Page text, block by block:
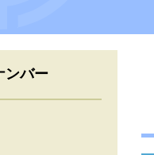
ンバー